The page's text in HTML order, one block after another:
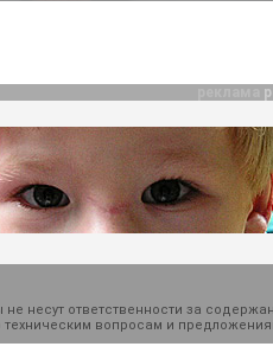
несут ответственности за
техническим вопросам и